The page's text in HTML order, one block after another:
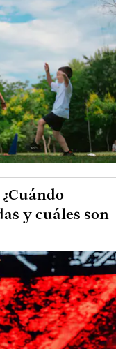
y cuáles son